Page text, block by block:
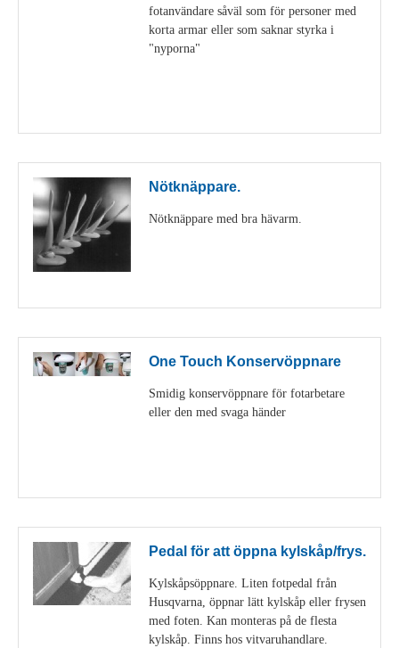
fotanvändare såväl som för personer med
korta armar eller som saknar styrka i
"nyporna"
Nötknäppare.
Nötknäppare med bra hävarm.
One Touch Konservöppnare
Smidig konservöppnare för fotarbetare
eller den med svaga händer
Pedal för att öppna kylskåp/frys.
Kylskåpsöppnare. Liten fotpedal från
Husqvarna, öppnar lätt kylskåp eller frysen
med foten. Kan monteras på de flesta
kylskåp. Finns hos vitvaruhandlare.